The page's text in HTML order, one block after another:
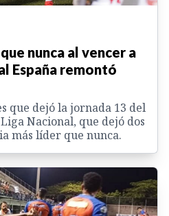
nunca al vencer a
España remontó
que dejó la jornada 13 del
Nacional, que dejó dos
más líder que nunca.